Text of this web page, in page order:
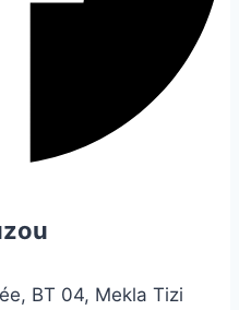
BT 04, Mekla Tizi